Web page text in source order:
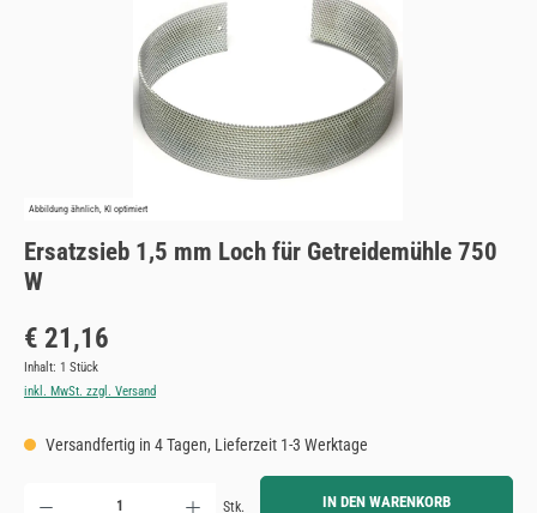
Abbildung ähnlich, KI optimiert
Ersatzsieb 1,5 mm Loch für Getreidemühle 750
W
Regulärer Preis:
€ 21,16
Inhalt: 1 Stück
inkl. MwSt. zzgl. Versand
Versandfertig in 4 Tagen, Lieferzeit 1-3 Werktage
Produkt Anzahl: Gib den gewünschten Wert ein oder benutze die Schaltflächen um die Anzahl zu
Stk. IN DEN WARENKORB